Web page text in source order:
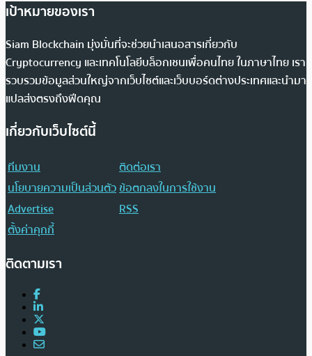
เป้าหมายของเรา
Siam Blockchain มุ่งมั่นที่จะช่วยนำเสนอสารเกี่ยวกับ
Cryptocurrency และเทคโนโลยีบล็อกเชนเพื่อคนไทย ในภาษาไทย เรา
รวบรวมข้อมูลส่วนใหญ่จากเว็บไซต์และเว็บบอร์ดต่างประเทศและนำมา
แปลส่งตรงถึงฟีดคุณ
เกี่ยวกับเว็บไซต์นี้
ทีมงาน
ติดต่อเรา
นโยบายความเป็นส่วนตัวข้อตกลงในการใช้งาน
Advertise
RSS
ตั้งค่าคุกกี้
ติดตามเรา